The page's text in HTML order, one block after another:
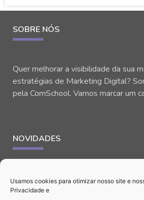
Usamos cookies para otimizar nosso site e
Privacidade e
SOBRE NÓS
Quer melhorar a visibilidade da sua
estratégias de Marketing Digital?
pela ComSchool. Vamos marcar um
NOVIDADES